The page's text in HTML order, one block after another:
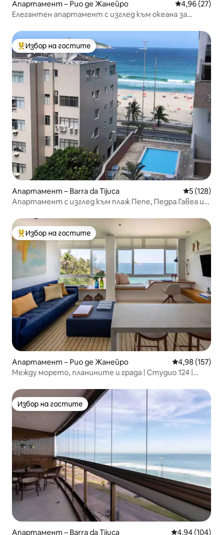
Апартамент – Рио де Жанейро Средна
4,96 (27)
Елегантен апартамент с изглед към океана за
Най-популярен избор на гостите
Избор на гостите
Апартамент – Barra da Tijuca Средна
5 (128)
Апартамент с изглед към плаж Пепе, Педра Гавеа и
Най-популярен избор на гостите
Избор на гостите
Апартамент – Рио де Жанейро Средна
4,98 (157)
Между морето, планините и града | Студио 124 |
Избор на гостите
Избор на гостите
Апартамент – Barra da Tijuca Средна
4,94 (104)